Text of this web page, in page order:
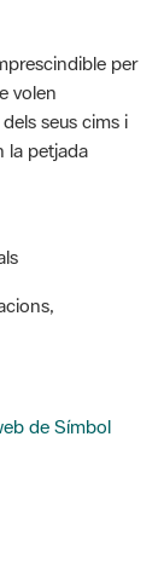
la petjada